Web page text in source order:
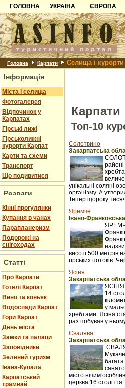
ГОЛОВНА
УКРАЇНА
Карпати
Азов
Причорноморря
Шацьк
ЄВРОПА
Чорногорія
Хорватія
Болгарія
Албанія
Головна Карпати Селища і курорти
Інформація
Міста і селища
Фотогалерея
Відпочинок у
Карпатах
Гірські лижі
Гірськолижні
курорти Карпат
Карти та схеми
Транспорт
Що подивитися
Розваги
Кінні прогулянки
Купання в чанах
Парапланеризм
Подорожі на
снігоходах
Статті
Про Карпати
Готелі Карпат
Вино та коньяк
Водоспади Карпат
Гори Карпат
День міста
Замки та палаци
Заповідники
Зелений туризм
Івана-Купала
Карпатський
трамвай
Карпати
Топ-10
Солотвино
Закарпатська
районі
унікальні соляні
організму. А
Тепер щороку
Яремче
Івано-
висоті 500 метрів
гірських потоків.
Ясіня
Закарпатська
ЯСІНЯ
14
у
хребтами. Ясіня
раз побував у
Свалява
Закарпатська
місто нічим
церква 16 століття